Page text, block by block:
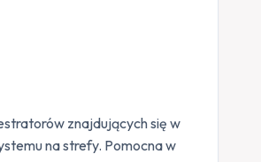
znajdujących się w
na strefy. Pomocna w